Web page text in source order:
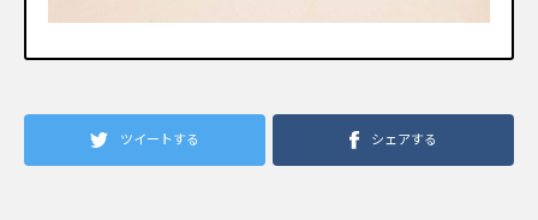
ツイートする シェアする